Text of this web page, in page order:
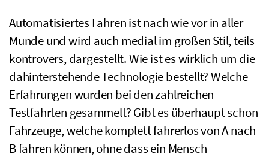
Automatisiertes Fahren ist nach wie vor in aller
Munde und wird auch medial im großen Stil, teils
kontrovers, dargestellt. Wie ist es wirklich um die
dahinterstehende Technologie bestellt? Welche
Erfahrungen wurden bei den zahlreichen
Testfahrten gesammelt? Gibt es überhaupt schon
Fahrzeuge, welche komplett fahrerlos von A nach
B fahren können, ohne dass ein Mensch